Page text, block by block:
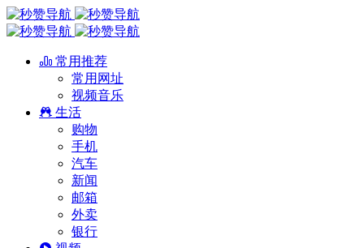
常用推荐
常用网址
视频音乐
生活
购物
手机
汽车
新闻
邮箱
外卖
银行